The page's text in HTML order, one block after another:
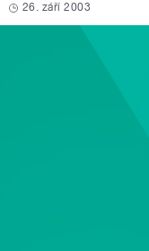
26. září 2003